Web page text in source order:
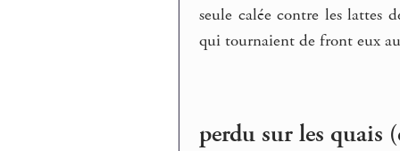
seule calée contre les lattes
qui tournaient de front eux
perdu sur les quais